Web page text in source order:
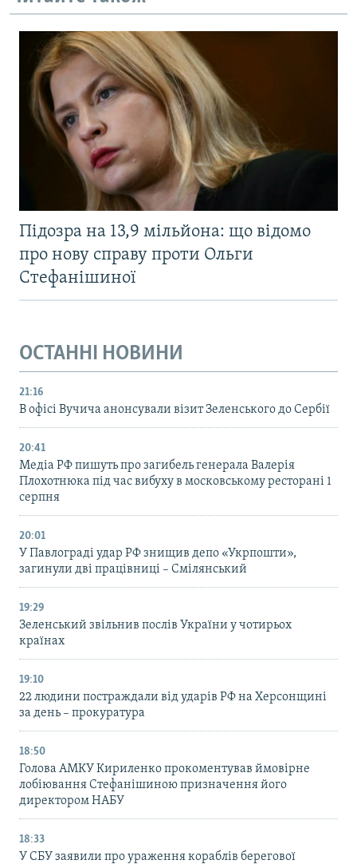
Підозра на 13,9 мільйона: що відомо
про нову справу проти Ольги
Стефанішиної
ОСТАННІ НОВИНИ
21:16
В офісі Вучича анонсували візит Зеленського до Сербії
20:41
Медіа РФ пишуть про загибель генерала Валерія
Плохотнюка під час вибуху в московському ресторані 1
серпня
20:01
У Павлограді удар РФ знищив депо «Укрпошти»,
загинули дві працівниці – Смілянський
19:29
Зеленський звільнив послів України у чотирьох
країнах
19:10
22 людини постраждали від ударів РФ на Херсонщині
за день – прокуратура
18:50
Голова АМКУ Кириленко прокоментував ймовірне
лобіювання Стефанішиною призначення його
директором НАБУ
18:33
У СБУ заявили про ураження кораблів берегової